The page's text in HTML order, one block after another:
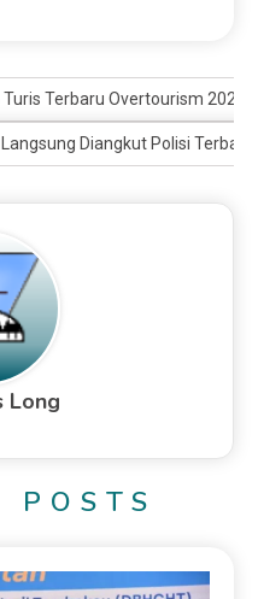
Terbaru Overtourism 2026
Diangkut Polisi Terbaru
Long
POSTS